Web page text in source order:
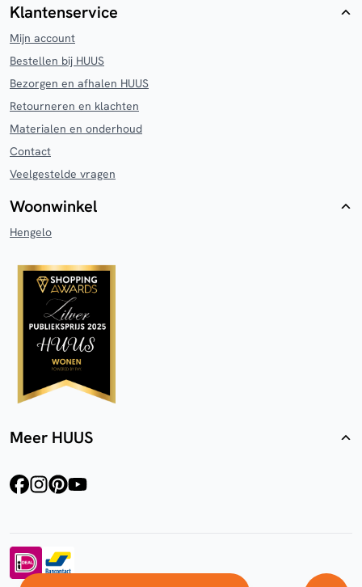
Klantenservice
Mijn account
Bestellen bij HUUS
Bezorgen en afhalen HUUS
Retourneren en klachten
Materialen en onderhoud
Contact
Veelgestelde vragen
Woonwinkel
Hengelo
Meer HUUS
facebookinstagram
pinterest
youtube